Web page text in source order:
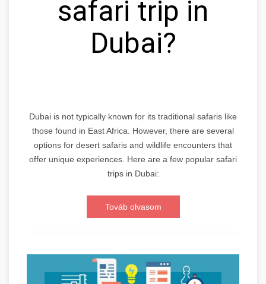
safari trip in
Dubai?
Dubai is not typically known for its traditional safaris like
those found in East Africa. However, there are several
options for desert safaris and wildlife encounters that
offer unique experiences. Here are a few popular safari
trips in Dubai:
Továb olvasom